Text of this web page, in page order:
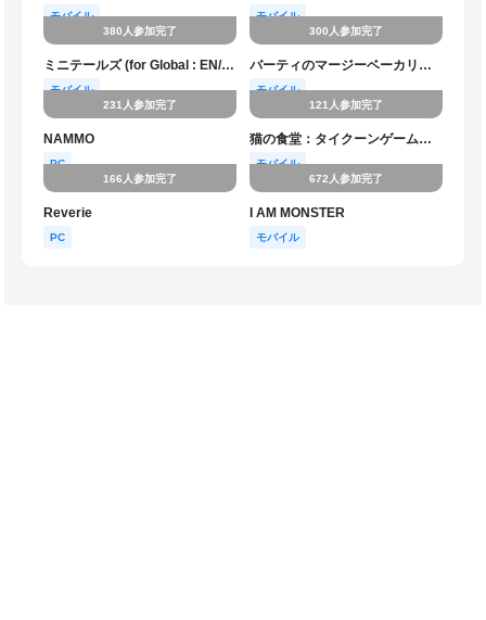
モバイル
モバイル
380人参加完了
ミニテールズ (for Global : EN/JA/CN/ES)
モバイル
300人参加完了
バーティのマージーベーカリー：マージゲーム（for Global User ONLY!!）
モバイル
231人参加完了
NAMMO
PC
121人参加完了
猫の食堂：タイクーンゲーム（for Global User）
モバイル
166人参加完了
Reverie
PC
672人参加完了
I AM MONSTER
モバイル